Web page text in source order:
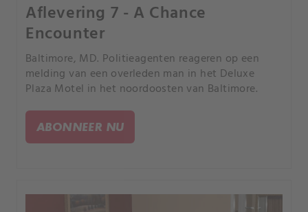
Aflevering 7 - A Chance
Encounter
Baltimore, MD. Politieagenten reageren op een
melding van een overleden man in het Deluxe
Plaza Motel in het noordoosten van Baltimore.
ABONNEER NU